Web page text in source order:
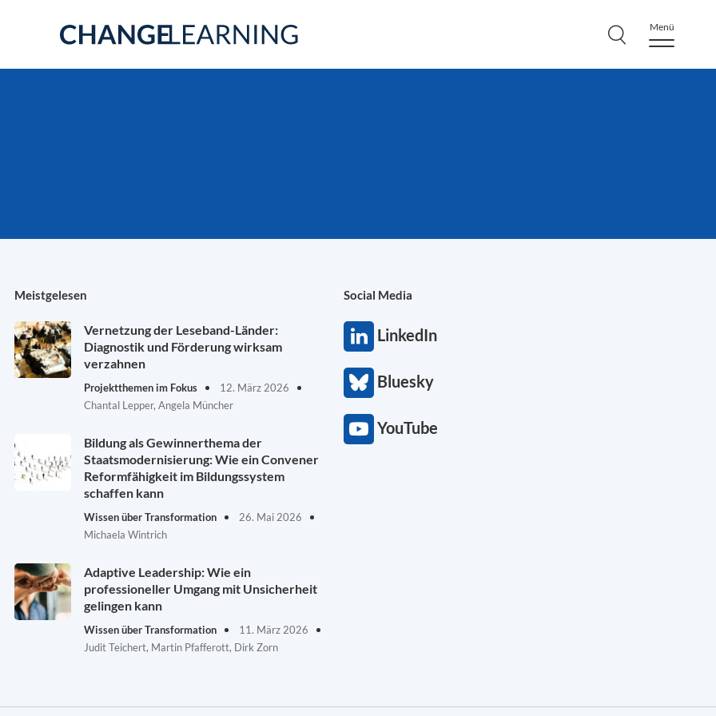
Menü
Meistgelesen
Vernetzung der Leseband-Länder:
Diagnostik und Förderung wirksam
verzahnen
Projektthemen im Fokus
12. März 2026
Chantal Lepper, Angela Müncher
Bildung als Gewinnerthema der
Staatsmodernisierung: Wie ein Convener
Reformfähigkeit im Bildungssystem
schaffen kann
Wissen über Transformation
26. Mai 2026
Michaela Wintrich
Adaptive Leadership: Wie ein
professioneller Umgang mit Unsicherheit
gelingen kann
Wissen über Transformation
11. März 2026
Judit Teichert, Martin Pfafferott, Dirk Zorn
Social Media
LinkedIn
Bluesky
YouTube